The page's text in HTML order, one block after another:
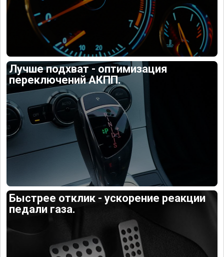
Лучше подхват - оптимизация
переключений АКПП.
Быстрее отклик - ускорение реакции
педали газа.